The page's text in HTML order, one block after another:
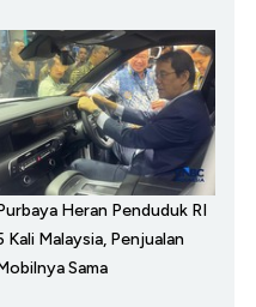
Heran Penduduk RI
Kali Malaysia, Penjualan
Sama